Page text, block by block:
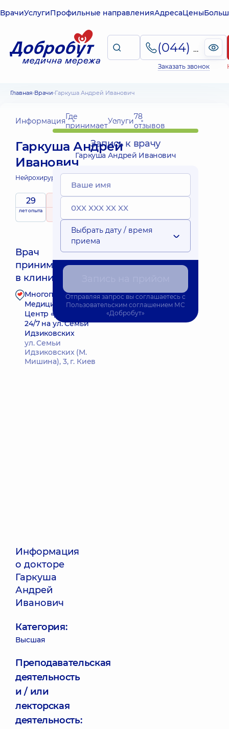
ВрачиУслугиПрофильные направленияАдресаЦены
(044) 495-2-888
Заказать звонок
Главная Врачи Гаркуша Андрей Иванович
ИнформацияГде
принимаетУслуги78
отзывов
Гаркуша Андрей
Иванович
Нейрохирург; Нейрохирург детский;
29
лет опыта рейтингна основе
Эксперт
Врач
принимает
в клинике
Ближайшее время приема: 16.08.2026 10:30
Многопрофильный
Медицинский
Центр «Добробут»
24/7 на ул. Семьи
Идзиковских
ул. Семьи
Идзиковских (М.
Мишина), 3, г. Киев
Запись к врачу
Информация
о докторе
Гаркуша
Андрей
Иванович
Категория:
Высшая
Преподавательская
деятельность
и / или
лекторская
деятельность:
Запись к врачу
Гаркуша Андрей Иванович
Выбрать дату / время
приема
Отправляя запрос вы соглашаетесь с
Пользовательским соглашением МС
«Добробут»